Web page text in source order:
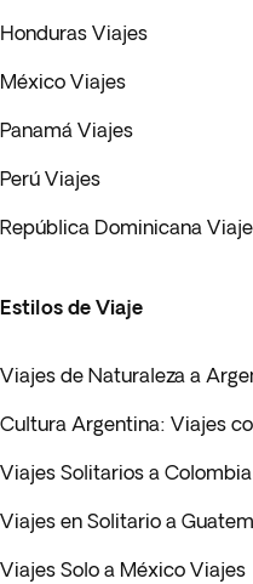
Honduras Viajes
México Viajes
Panamá Viajes
Perú Viajes
República Dominicana
Estilos de Viaje
Viajes de Naturaleza a
Cultura Argentina: Viajes
Viajes Solitarios a
Viajes en Solitario a
Viajes Solo a México Viajes